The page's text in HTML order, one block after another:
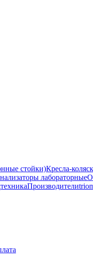
стойки)Кресла-
лабораторные
Производители